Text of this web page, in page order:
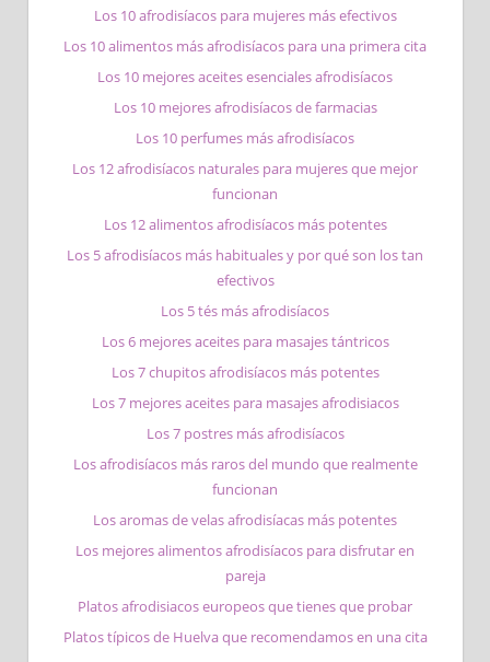
Los 10 afrodisíacos para mujeres más efectivos
Los 10 alimentos más afrodisíacos para una primera cita
Los 10 mejores aceites esenciales afrodisíacos
Los 10 mejores afrodisíacos de farmacias
Los 10 perfumes más afrodisíacos
Los 12 afrodisíacos naturales para mujeres que mejor
funcionan
Los 12 alimentos afrodisíacos más potentes
Los 5 afrodisíacos más habituales y por qué son los tan
efectivos
Los 5 tés más afrodisíacos
Los 6 mejores aceites para masajes tántricos
Los 7 chupitos afrodisíacos más potentes
Los 7 mejores aceites para masajes afrodisiacos
Los 7 postres más afrodisíacos
Los afrodisíacos más raros del mundo que realmente
funcionan
Los aromas de velas afrodisíacas más potentes
Los mejores alimentos afrodisíacos para disfrutar en
pareja
Platos afrodisiacos europeos que tienes que probar
Platos típicos de Huelva que recomendamos en una cita